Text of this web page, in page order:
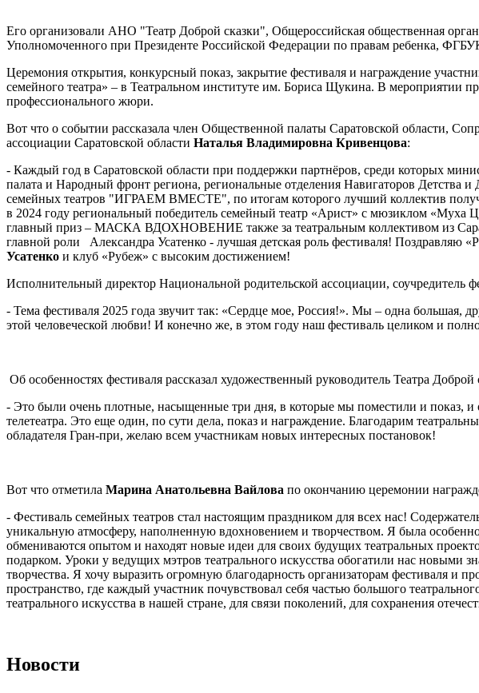
Его организовали АНО "Театр Доброй сказки", Общероссийская общественная
Уполномоченного при Президенте Российской Федерации по правам ребенка,
Церемония открытия, конкурсный показ, закрытие фестиваля и награждение
семейного театра» – в Театральном институте им. Бориса Щукина. В мероприятии
профессионального жюри.
Вот что о событии рассказала член Общественной палаты Саратовской области,
ассоциации Саратовской области Наталья Владимировна Кривенцова:
- Каждый год в Саратовской области при поддержки партнёров, среди которых
палата и Народный фронт региона, региональные отделения Навигаторов Детства
семейных театров "ИГРАЕМ ВМЕСТЕ", по итогам которого лучший коллектив
в 2024 году региональный победитель семейный театр «Арист» с мюзиклом
главный приз – МАСКА ВДОХНОВЕНИЕ также за театральным коллективом из
главной роли Александра Усатенко - лучшая детская роль фестиваля! Поздравляю
Усатенко и клуб «Рубеж» с высоким достижением!
Исполнительный директор Национальной родительской ассоциации, соучредитель
- Тема фестиваля 2025 года звучит так: «Сердце мое, Россия!». Мы – одна большая,
этой человеческой любви! И конечно же, в этом году наш фестиваль целиком и
Об особенностях фестиваля рассказал художественный руководитель Театра
- Это были очень плотные, насыщенные три дня, в которые мы поместили и показ,
телетеатра. Это еще один, по сути дела, показ и награждение. Благодарим
обладателя Гран-при, желаю всем участникам новых интересных постановок!
Вот что отметила Марина Анатольевна Вайлова по окончанию церемонии
- Фестиваль семейных театров стал настоящим праздником для всех нас!
уникальную атмосферу, наполненную вдохновением и творчеством. Я была
обмениваются опытом и находят новые идеи для своих будущих театральных
подарком. Уроки у ведущих мэтров театрального искусства обогатили нас новыми
творчества. Я хочу выразить огромную благодарность организаторам фестиваля и
пространство, где каждый участник почувствовал себя частью большого
театрального искусства в нашей стране, для связи поколений, для сохранения
Новости